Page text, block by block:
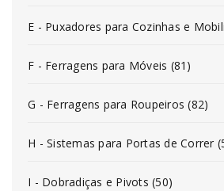
E - Puxadores para Cozinhas e
F - Ferragens para Móveis (81)
G - Ferragens para Roupeiros (82)
H - Sistemas para Portas de Correr
I - Dobradiças e Pivots (50)